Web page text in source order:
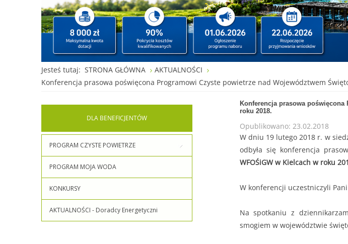
Jesteś tutaj: STRONA GŁÓWNA
AKTUALNOŚCI
Konferencja prasowa poświęcona Programowi Czyste powietrze nad Województwem
Konferencja prasowa
roku 2018.
Opublikowano: 23.02.2018
W dniu 19 lutego 2018 r. w
odbyła się konferencja
WFOŚiGW w Kielcach w roku
W konferencji uczestniczyli Pani
Na spotkaniu z
smogiem w województwie
DLABENEFICJENTÓW
PROGRAM CZYSTE POWIETRZE
PROGRAM MOJA WODA
KONKURSY
AKTUALNOŚCI - Doradcy Energetyczni